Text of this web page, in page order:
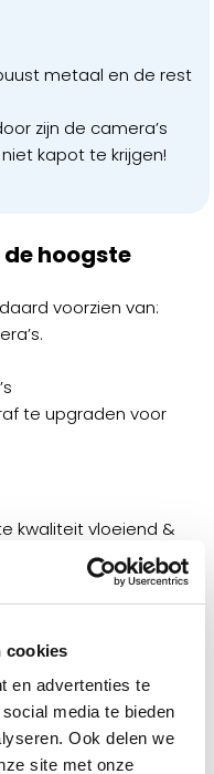
cookies
en advertenties te
media te bieden
Ook delen we
site met onze
metaal en de rest
zijn de camera’s
kapot te krijgen!
hoogste
voorzien van:
te upgraden voor
kwaliteit vloeiend &
oudste beelden
uw hekwerk
plaatsen van een